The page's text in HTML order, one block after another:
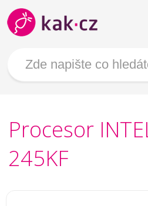
Procesor
245KF